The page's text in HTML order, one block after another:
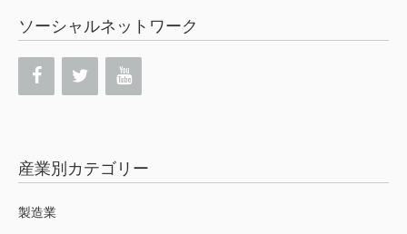
ソーシャルネットワーク
産業別カテゴリー
製造業